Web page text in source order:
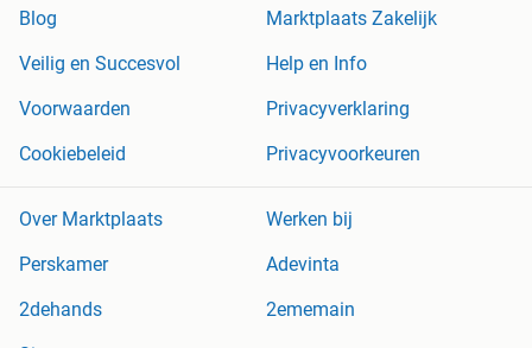
Blog
Marktplaats Zakelijk
Veilig en Succesvol
Help en Info
Voorwaarden
Privacyverklaring
Cookiebeleid
Privacyvoorkeuren
Over Marktplaats
Werken bij
Perskamer
Adevinta
2dehands
2ememain